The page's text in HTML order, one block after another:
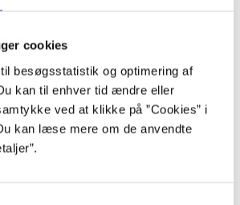
cookies
besøgsstatistik og optimering af
kan til enhver tid ændre eller
ved at klikke på ”Cookies” i
kan læse mere om de anvendte